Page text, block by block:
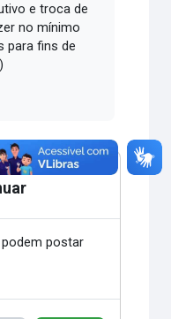
e troca de
no mínimo
para fins de
postar